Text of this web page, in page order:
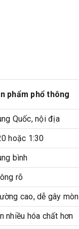
phẩm phổ thông
Quốc, nội địa
hoặc 1:30
bình
rõ
cao, dễ gây mòn
nhiều hóa chất hơn